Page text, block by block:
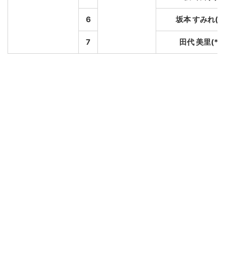
6 坂本 すみれ(*)
7 田代 美里(*)